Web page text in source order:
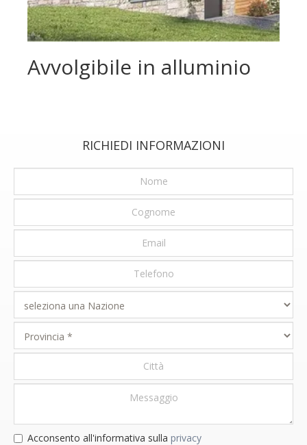
Avvolgibile in alluminio
RICHIEDI INFORMAZIONI
Acconsento all'informativa sulla privacy